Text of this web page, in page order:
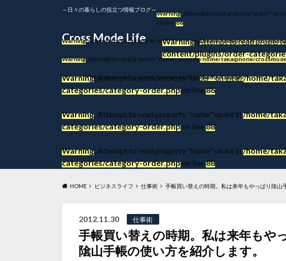
Cross Mode Life
～日々の暮らしの役立つ情報ブログ～
Warning: Attempt to read property "order" on
on line 86
Warning: Attempt to read property "order" on int in/home/takaiphone/
Warning: Attempt to read property "name" on int in/home/takaiphone/
Warning: Attempt to read property "name" on int in/home/takaiphone/
Warning: Attempt to read
content/plugins/order-
Warning: Attempt to read property "order" on int in/home/
categories/category-order.php on line86
Warning: Attempt to read property "name" on int in /home/
categories/category-order.php on line88
Warning: Attempt to read property "name" on int in /home/
categories/category-order.php on line88
HOME ビジネスライフ 仕事術 手帳買い替えの時期。私は来年もやっぱり隂山
2012.11.30 仕事術
手帳買い替えの時期。私は来年もや
隂山手帳の使い方を紹介します。